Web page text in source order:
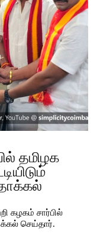
தமிழக
சார்பில்
வேட்பு மனு தாக்கல் செய்தார்.